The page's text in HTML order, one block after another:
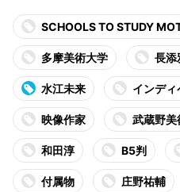
SCHOOLS TO STUDY
多摩美術大学 長添
水江未来 インデ
映像作家 武蔵野美
和田淳 B5判
付属物 庄野祐輔